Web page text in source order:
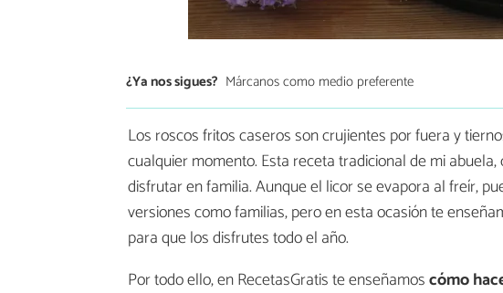
¿Ya nos sigues? Márcanos como medio preferente
Los roscos fritos caseros son crujientes por fuera y
cualquier momento. Esta receta tradicional de mi
disfrutar en familia. Aunque el licor se evapora al freír,
versiones como familias, pero en esta ocasión te
para que los disfrutes todo el año.
Por todo ello, en RecetasGratis te enseñamoscómo